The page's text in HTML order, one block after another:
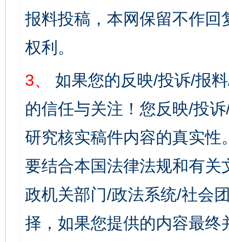
报料投稿，本网保留不作
权利。
3、
如果您的反映/投诉/报
的信任与关注！您反映/投
研究核实稿件内容的真实
要结合本国法律法规和有关
政机关部门/政法系统/社会
择，如果您提供的内容最